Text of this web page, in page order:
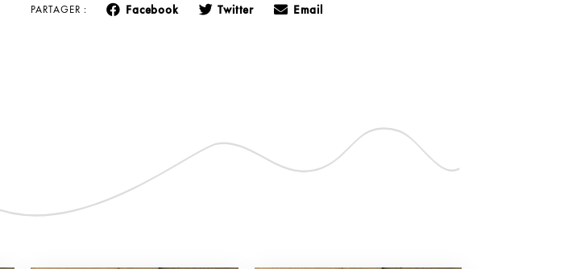
PARTAGER : Facebook Twitter Email